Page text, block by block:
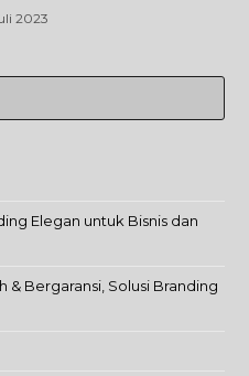
2023
Elegan untuk Bisnis dan
& Bergaransi, Solusi Branding